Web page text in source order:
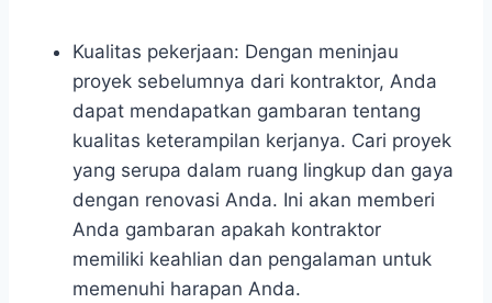
Kualitas pekerjaan: Dengan meninjau
proyek sebelumnya dari kontraktor, Anda
dapat mendapatkan gambaran tentang
kualitas keterampilan kerjanya. Cari proyek
yang serupa dalam ruang lingkup dan gaya
dengan renovasi Anda. Ini akan memberi
Anda gambaran apakah kontraktor
memiliki keahlian dan pengalaman untuk
memenuhi harapan Anda.